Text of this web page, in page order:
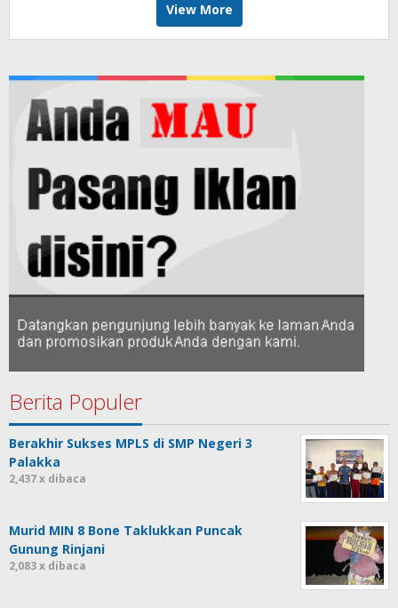
View More
Berita Populer
Berakhir Sukses MPLS di SMP Negeri 3
Palakka
2,437 x dibaca
Murid MIN 8 Bone Taklukkan Puncak
Gunung Rinjani
2,083 x dibaca